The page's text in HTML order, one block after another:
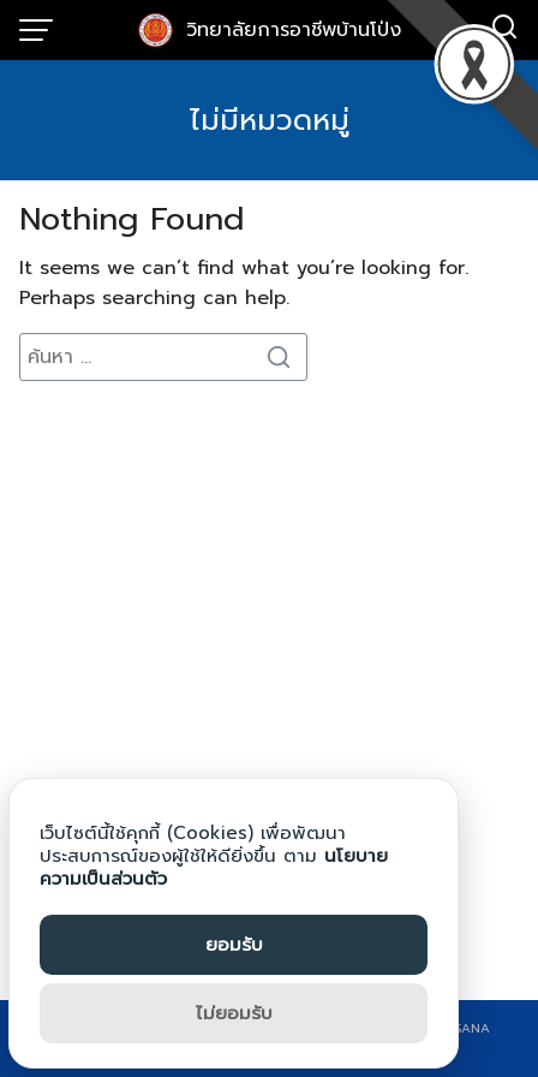
Skip
วิทยาลัยการอาชีพบ้านโป่ง
ไม่มีหมวดหมู่
Nothing Found
It seems we can’t find what you’re looking for.
Perhaps searching can help.
Search
for:
Search
©2024 WWW.BPG.AC.TH. ALL RIGHTS RESERVED. DESIGN BY KRITSANA
เว็บไซต์นี้ใช้คุกกี้ (Cookies) เพื่อพัฒนา
ประสบการณ์ของผู้ใช้ให้ดียิ่งขึ้น ตาม นโยบาย
ความเป็นส่วนตัว
ยอมรับ
ไม่ยอมรับ